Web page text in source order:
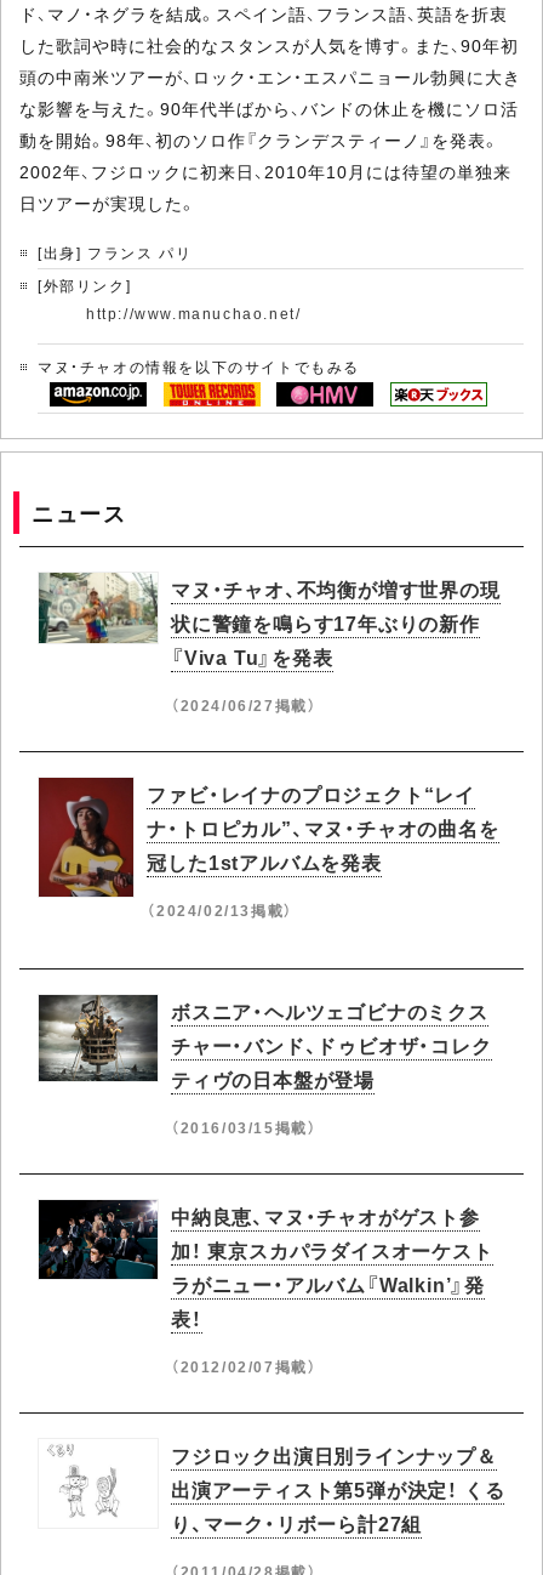
ド、マノ・ネグラを結成。スペイン語、フランス語、英語を折衷
した歌詞や時に社会的なスタンスが人気を博す。また、90年初
頭の中南米ツアーが、ロック・エン・エスパニョール勃興に大き
な影響を与えた。90年代半ばから、バンドの休止を機にソロ活
動を開始。98年、初のソロ作『クランデスティーノ』を発表。
2002年、フジロックに初来日、2010年10月には待望の単独来
日ツアーが実現した。
[出身] フランス パリ
[外部リンク]
http://www.manuchao.net/
マヌ・チャオの情報を以下のサイトでもみる
ニュース
マヌ・チャオ、不均衡が増す世界の現
状に警鐘を鳴らす17年ぶりの新作
『Viva Tu』を発表
（2024/06/27掲載）
ファビ・レイナのプロジェクト“レイ
ナ・トロピカル”、マヌ・チャオの曲名を
冠した1stアルバムを発表
（2024/02/13掲載）
ボスニア・ヘルツェゴビナのミクス
チャー・バンド、ドゥビオザ・コレク
ティヴの日本盤が登場
（2016/03/15掲載）
中納良恵、マヌ・チャオがゲスト参
加！ 東京スカパラダイスオーケスト
ラがニュー・アルバム『Walkin’』発
表！
（2012/02/07掲載）
フジロック出演日別ラインナップ＆
出演アーティスト第5弾が決定！ くる
り、マーク・リボーら計27組